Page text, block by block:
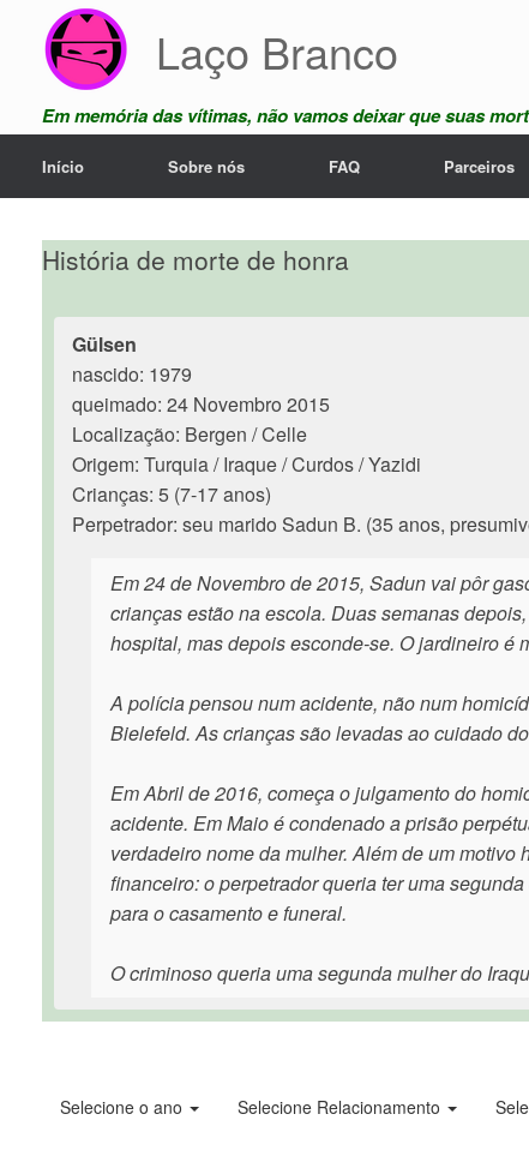
content
Laço Branco
Em memória das vítimas, não vamos deixar que suas
Início Sobre nós FAQ Parceiros
História de morte de honra
Gülsen
nascido: 1979
queimado: 24 Novembro 2015
Localização: Bergen / Celle
Origem: Turquia / Iraque / Curdos / Yazidi
Crianças: 5 (7-17 anos)
Perpetrador: seu marido Sadun B. (35 anos,
Em 24 de Novembro de 2015, Sadun vai pôr
crianças estão na escola. Duas semanas
hospital, mas depois esconde-se. O jardineiro é
A polícia pensou num acidente, não num
Bielefeld. As crianças são levadas ao cuidado
Em Abril de 2016, começa o julgamento do
acidente. Em Maio é condenado a prisão
verdadeiro nome da mulher. Além de um
financeiro: o perpetrador queria ter uma
para o casamento e funeral.
O criminoso queria uma segunda mulher do